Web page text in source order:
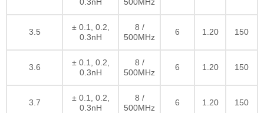
3.5
± 0.1, 0.2,
0.3nH
8 /
500MHz
6 1.20 150
3.6
± 0.1, 0.2,
0.3nH
8 /
500MHz
6 1.20 150
3.7
± 0.1, 0.2,
0.3nH
8 /
500MHz
6 1.20 150